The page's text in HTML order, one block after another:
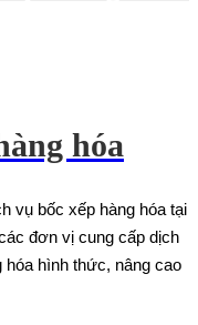
hóa
vụ bốc xếp hàng hóa tại
đơn vị cung cấp dịch
hóa hình thức, nâng cao